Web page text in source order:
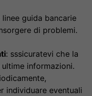
guida bancarie
di problemi.
: sssicuratevi che la
informazioni.
individuare eventuali